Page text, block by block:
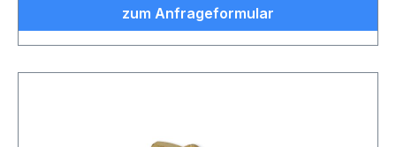
zum Anfrageformular